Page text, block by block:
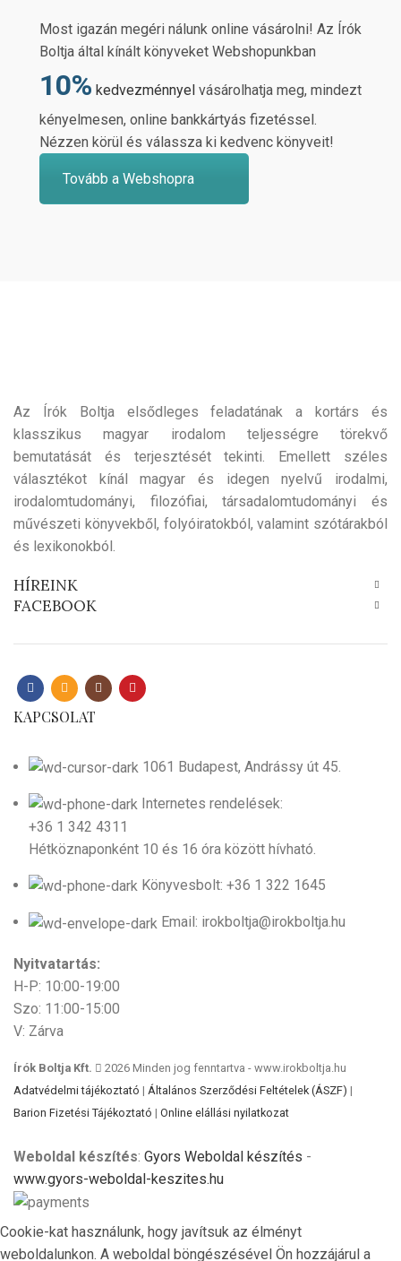
Most igazán megéri nálunk online vásárolni! Az Írók
Boltja által kínált könyveket Webshopunkban
10% kedvezménnyel vásárolhatja meg, mindezt
kényelmesen, online bankkártyás fizetéssel.
Nézzen körül és válassza ki kedvenc könyveit!
Tovább a Webshopra
Az Írók Boltja elsődleges feladatának a kortárs és
klasszikus magyar irodalom teljességre törekvő
bemutatását és terjesztését tekinti. Emellett széles
választékot kínál magyar és idegen nyelvű irodalmi,
irodalomtudományi, filozófiai, társadalomtudományi és
művészeti könyvekből, folyóiratokból, valamint szótárakból
és lexikonokból.
HÍREINK
FACEBOOK
KAPCSOLAT
1061 Budapest, Andrássy út 45.
Internetes rendelések:
+36 1 342 4311
Hétköznaponként 10 és 16 óra között hívható.
Könyvesbolt: +36 1 322 1645
Email: irokboltja@irokboltja.hu
Nyitvatartás:
H-P: 10:00-19:00
Szo: 11:00-15:00
V: Zárva
Írók Boltja Kft.
2026 Minden jog fenntartva - www.irokboltja.hu
Adatvédelmi tájékoztató | Általános Szerződési Feltételek (ÁSZF) |
Barion Fizetési Tájékoztató | Online elállási nyilatkozat
Weboldal készítés: Gyors Weboldal készítés -
www.gyors-weboldal-keszites.hu
Cookie-kat használunk, hogy javítsuk az élményt
weboldalunkon. A weboldal böngészésével Ön hozzájárul a